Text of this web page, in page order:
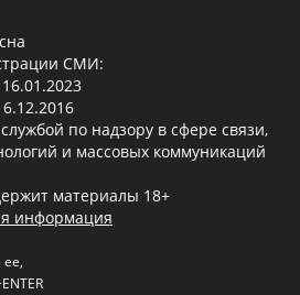
СМИ:
по надзору в сфере связи,
и массовых коммуникаций
материалы 18+
информация